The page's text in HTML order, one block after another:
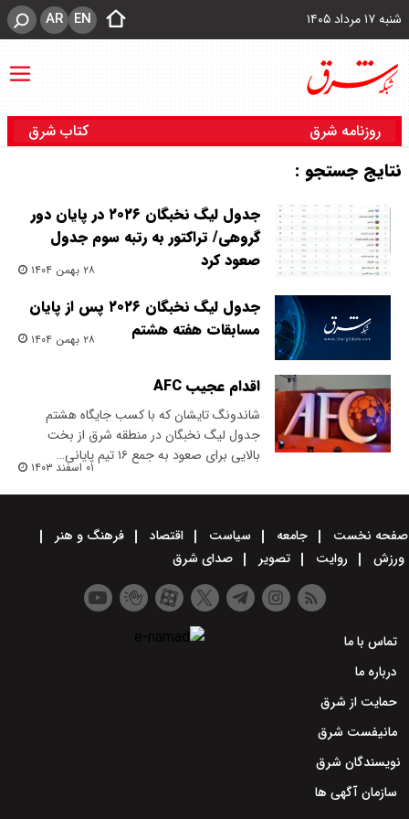
شنبه ۱۷ مرداد ۱۴۰۵ EN
AR
روزنامه شرق کتاب شرق
نتایج جستجو :
جدول لیگ نخبگان ۲۰۲۶ در پایان دور
گروهی/ تراکتور به رتبه سوم جدول
صعود کرد
۲۸ بهمن ۱۴۰۴
جدول لیگ نخبگان ۲۰۲۶ پس از پایان
مسابقات هفته هشتم
۲۸ بهمن ۱۴۰۴
اقدام عجیب AFC
شاندونگ تایشان که با کسب جایگاه هشتم
جدول لیگ نخبگان در منطقه شرق از بخت
بالایی برای صعود به جمع ۱۶ تیم پایانی…
۰۱ اسفند ۱۴۰۳
صفحه نخست جامعه سیاست اقتصاد
فرهنگ و هنر
ورزش
روایت تصویر صدای شرق
تماس با ما
درباره ما
حمایت از شرق
مانیفست شرق
نویسندگان شرق
سازمان آگهی ها